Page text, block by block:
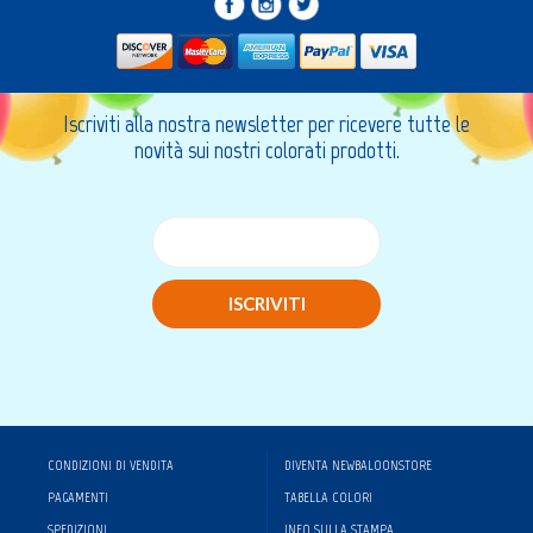
Registrati
0 Wishlist
Iscriviti alla nostra newsletter per ricevere tutte le
novità sui nostri colorati prodotti.
ISCRIVITI
CONDIZIONI DI VENDITA
PAGAMENTI
SPEDIZIONI
DIVENTA NEWBALOONSTORE
TABELLA COLORI
INFO SULLA STAMPA